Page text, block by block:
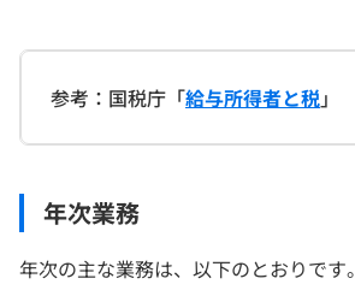
参考：国税庁「給与所得者と税」
年次業務
年次の主な業務は、以下のとおりです。